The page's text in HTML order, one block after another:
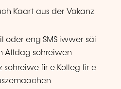
Kaart aus der Vakanz
oder eng SMS iwwer säi
Alldag schreiwen
schreiwe fir e Kolleg fir e